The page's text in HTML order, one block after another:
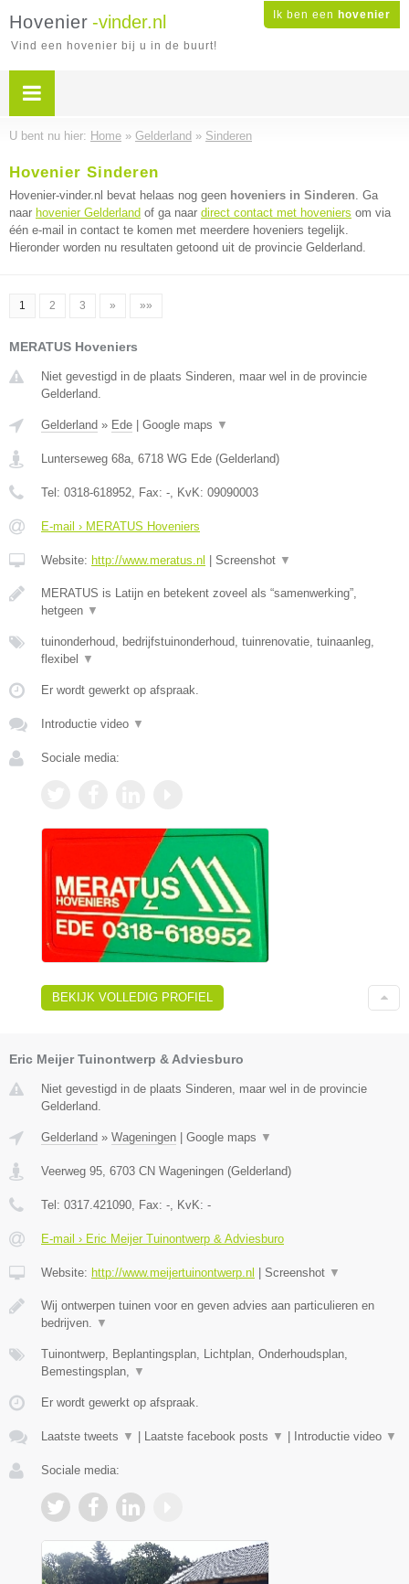
Ik ben een hovenier
Hovenier -vinder.nl
Vind een hovenier bij u in de buurt!
U bent nu hier: Home » Gelderland » Sinderen
Hovenier Sinderen
Hovenier-vinder.nl bevat helaas nog geen hoveniers in Sinderen. Ga
naar hovenier Gelderland of ga naar direct contact met hoveniers om via
één e-mail in contact te komen met meerdere hoveniers tegelijk.
Hieronder worden nu resultaten getoond uit de provincie Gelderland.
1 2 3 » »»
MERATUS Hoveniers
Niet gevestigd in de plaats Sinderen, maar wel in de provincie
Gelderland.
Gelderland » Ede Google maps ▼
Lunterseweg 68a, 6718 WG Ede (Gelderland)
Tel: 0318-618952, Fax: -, KvK: 09090003
E-mail › MERATUS Hoveniers
Website: http://www.meratus.nl Screenshot ▼
MERATUS is Latijn en betekent zoveel als “samenwerking”,
hetgeen ▼
tuinonderhoud, bedrijfstuinonderhoud, tuinrenovatie, tuinaanleg,
flexibel
▼
Er wordt gewerkt op afspraak.
Introductie video ▼
Sociale media:
BEKIJK VOLLEDIG PROFIEL
Eric Meijer Tuinontwerp & Adviesburo
Niet gevestigd in de plaats Sinderen, maar wel in de provincie
Gelderland.
Gelderland » Wageningen Google maps ▼
Veerweg 95 6703 CN Wageningen (Gelderland)
Tel: 0317.421090 , Fax: - , KvK: -
E-mail › Eric Meijer Tuinontwerp & Adviesburo
Website: http://www.meijertuinontwerp.nl Screenshot ▼
Wij ontwerpen tuinen voor en geven advies aan particulieren en
bedrijven.
▼
Tuinontwerp, Beplantingsplan, Lichtplan, Onderhoudsplan,
Bemestingsplan,
▼
Er wordt gewerkt op afspraak.
Laatste tweets ▼ Laatste facebook posts ▼ Introductie video ▼
Sociale media: